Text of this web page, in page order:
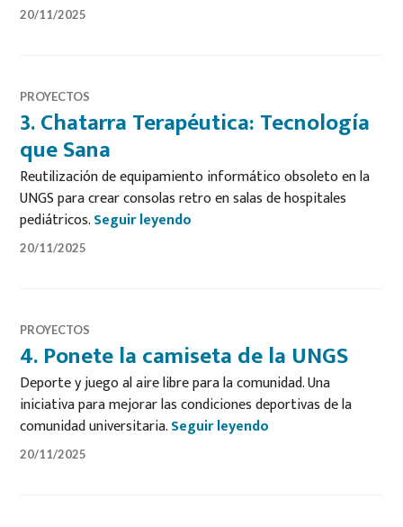
20/11/2025
PROYECTOS
3. Chatarra Terapéutica: Tecnología
que Sana
Reutilización de equipamiento informático obsoleto en la
UNGS para crear consolas retro en salas de hospitales
pediátricos.Seguir leyendo
20/11/2025
PROYECTOS
4. Ponete la camiseta de la UNGS
Deporte y juego al aire libre para la comunidad. Una
iniciativa para mejorar las condiciones deportivas de la
comunidad universitaria.Seguir leyendo
20/11/2025